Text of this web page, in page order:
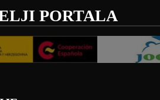
PORTALA